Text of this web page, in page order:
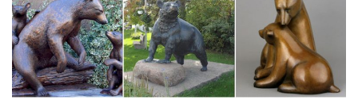
Службу поддержки.
Как украсить квартиру на Новый год 2018 своими руками – 73
фото…
Поэтому нужно постараться украсить в своем жилище все
уголки, даже самые неприметные на первый взгляд. Чем